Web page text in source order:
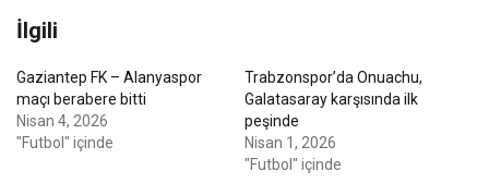
İlgili
Gaziantep FK – Alanyaspor
maçı berabere bitti
Nisan 4, 2026
"Futbol" içinde
Trabzonspor’da Onuachu,
Galatasaray karşısında ilk
peşinde
Nisan 1, 2026
"Futbol" içinde